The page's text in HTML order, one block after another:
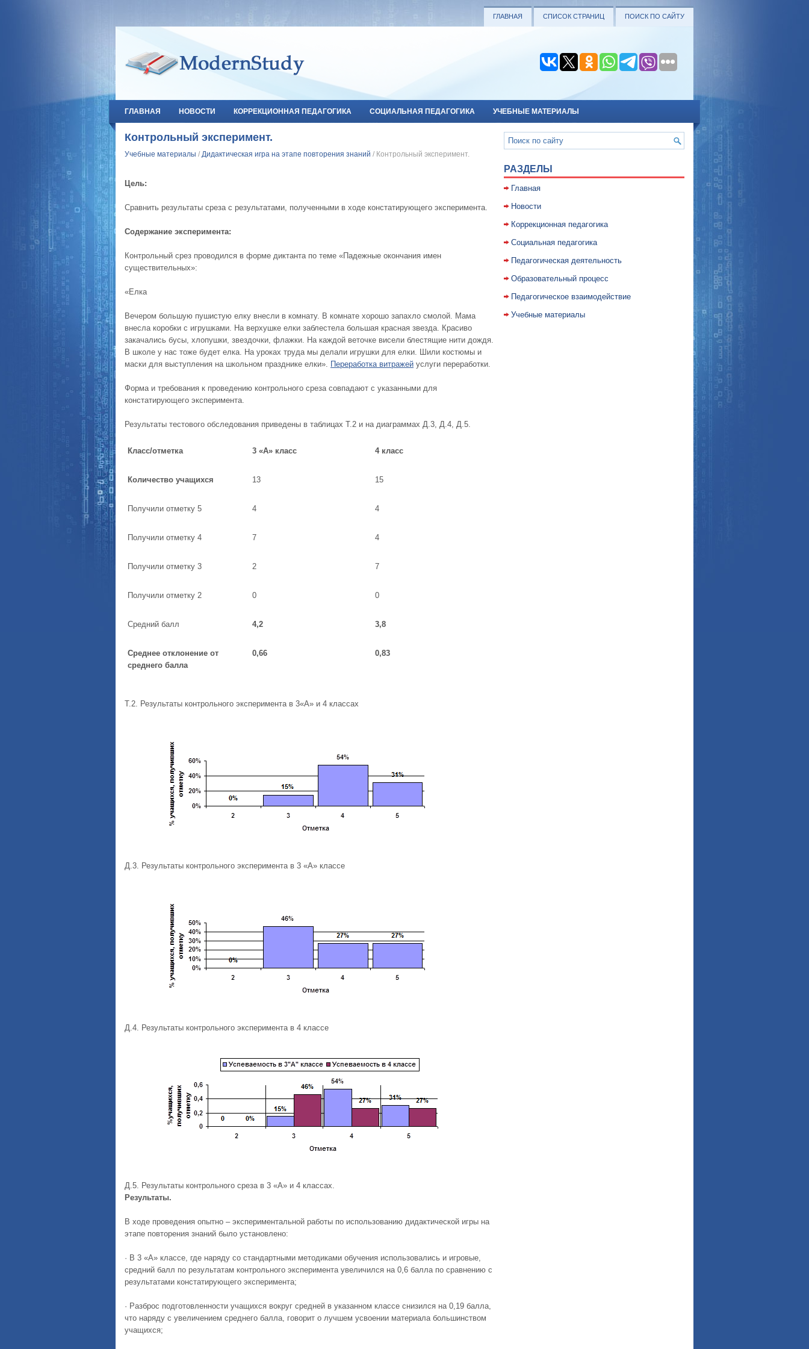
ГЛАВНАЯ СПИСОК СТРАНИЦ ПОИСК ПО САЙТУ
ГЛАВНАЯ НОВОСТИ КОРРЕКЦИОННАЯ ПЕДАГОГИКА СОЦИАЛЬНАЯ ПЕДАГОГИКА УЧЕБНЫЕ МАТЕРИАЛЫ
Контрольный эксперимент.
Учебные материалы / Дидактическая игра на этапе повторения знаний / Контрольный эксперимент.
Цель:
Сравнить результаты среза с результатами, полученными в ходе констатирующего эксперимента.
Содержание эксперимента:
Контрольный срез проводился в форме диктанта по теме «Падежные окончания имен
существительных»:
«Елка
Вечером большую пушистую елку внесли в комнату. В комнате хорошо запахло смолой. Мама
внесла коробки с игрушками. На верхушке елки заблестела большая красная звезда. Красиво
закачались бусы, хлопушки, звездочки, флажки. На каждой веточке висели блестящие нити дождя.
В школе у нас тоже будет елка. На уроках труда мы делали игрушки для елки. Шили костюмы и
маски для выступления на школьном празднике елки». Переработка витражей услуги переработки.
Форма и требования к проведению контрольного среза совпадают с указанными для
констатирующего эксперимента.
Результаты тестового обследования приведены в таблицах Т.2 и на диаграммах Д.3, Д.4, Д.5.
Класс/отметка 3 «А» класс 4 класс
Количество учащихся 13 15
Получили отметку 5 4 4
Получили отметку 4 7 4
Получили отметку 3 2 7
Получили отметку 2 0 0
Средний балл 4,2 3,8
Среднее отклонение от
среднего балла
0,66 0,83
Т.2. Результаты контрольного эксперимента в 3«А» и 4 классах
Д.3. Результаты контрольного эксперимента в 3 «А» классе
Д.4. Результаты контрольного эксперимента в 4 классе
Д.5. Результаты контрольного среза в 3 «А» и 4 классах.
Результаты.
В ходе проведения опытно – экспериментальной работы по использованию дидактической игры на
этапе повторения знаний было установлено:
· В 3 «А» классе, где наряду со стандартными методиками обучения использовались и игровые,
средний балл по результатам контрольного эксперимента увеличился на 0,6 балла по сравнению с
результатами констатирующего эксперимента;
· Разброс подготовленности учащихся вокруг средней в указанном классе снизился на 0,19 балла,
что наряду с увеличением среднего балла, говорит о лучшем усвоении материала большинством
учащихся;
РАЗДЕЛЫ
Главная
Новости
Коррекционная педагогика
Социальная педагогика
Педагогическая деятельность
Образовательный процесс
Педагогическое взаимодействие
Учебные материалы